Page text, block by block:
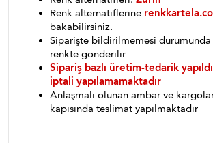
Renk alternatiflerine
bakabilirsiniz.
Siparişte bildirilmemesi
renkte gönderilir
Sipariş bazlı üretim-tedarik
iptali yapılamamaktadır
Anlaşmalı olunan ambar ve
kapısında teslimat yapılmaktadır